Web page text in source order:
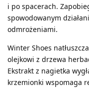
i po spacerach.
spowodowanym
odmrożeniami.
Winter Shoes
olejkowi z drzewa
Ekstrakt z nagietka
krzemionki wspomaga